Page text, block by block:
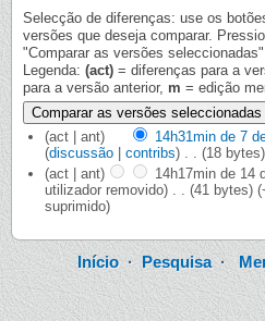
Selecção de diferenças: use os
versões que deseja comparar.
"Comparar as versões seleccionadas".
Legenda: (act) = diferenças para a
para a versão anterior, m = edição
(act | ant) 14h31min de 7
(discussão | contribs) (18 bytes)
(act | ant)
14h17min de 14
utilizador removido)
(41 bytes)
suprimido)
Início· Pesquisa·